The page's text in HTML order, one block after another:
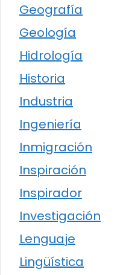
Geografía
Geología
Hidrología
Historia
Industria
Ingeniería
Inmigración
Inspiración
Inspirador
Investigación
Lenguaje
Lingüística